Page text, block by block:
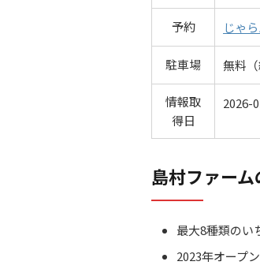
予約 じゃ
駐車場 無料（
情報取
得日
2026-
島村ファー
最大8種類のい
2023年オープ